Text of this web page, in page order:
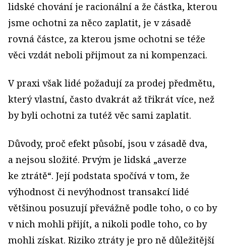
lidské chování je racionální a že částka, kterou
jsme ochotni za něco zaplatit, je v zásadě
rovná částce, za kterou jsme ochotni se téže
věci vzdát neboli přijmout za ni kompenzaci.
V praxi však lidé požadují za prodej předmětu,
který vlastní, často dvakrát až třikrát více, než
by byli ochotni za tutéž věc sami zaplatit.
Důvody, proč efekt působí, jsou v zásadě dva,
a nejsou složité. Prvým je lidská „averze
ke ztrátě“. Její podstata spočívá v tom, že
výhodnost či nevýhodnost transakcí lidé
většinou posuzují převážně podle toho, o co by
v nich mohli přijít, a nikoli podle toho, co by
mohli získat. Riziko ztráty je pro ně důležitější